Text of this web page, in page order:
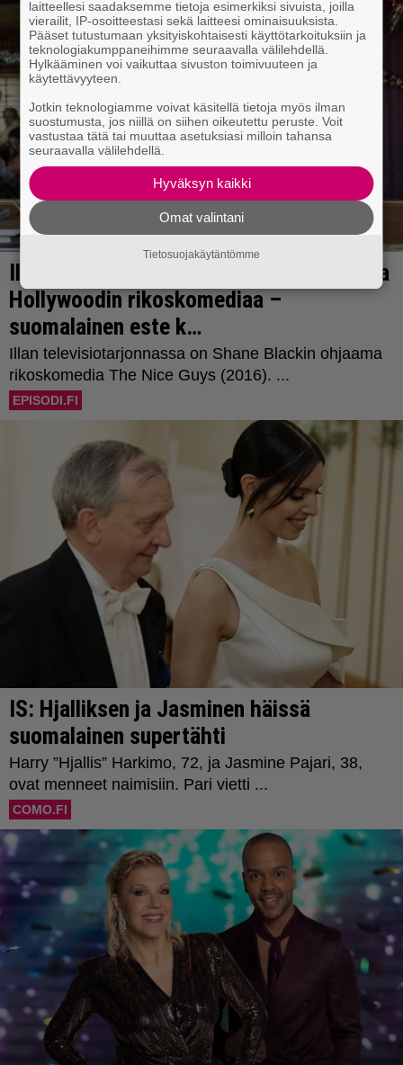
laitteellesi saadaksemme tietoja esimerkiksi sivuista, joilla
vierailit, IP-osoitteestasi sekä laitteesi ominaisuuksista.
Pääset tutustumaan yksityiskohtaisesti käyttötarkoituksiin ja
teknologiakumppaneihimme seuraavalla välilehdellä.
Hylkääminen voi vaikuttaa sivuston toimivuuteen ja
käytettävyyteen.
Jotkin teknologiamme voivat käsitellä tietoja myös ilman
suostumusta, jos niillä on siihen oikeutettu peruste. Voit
vastustaa tätä tai muuttaa asetuksiasi milloin tahansa
seuraavalla välilehdellä.
Hyväksyn kaikki
Omat valintani
Tietosuojakäytäntömme